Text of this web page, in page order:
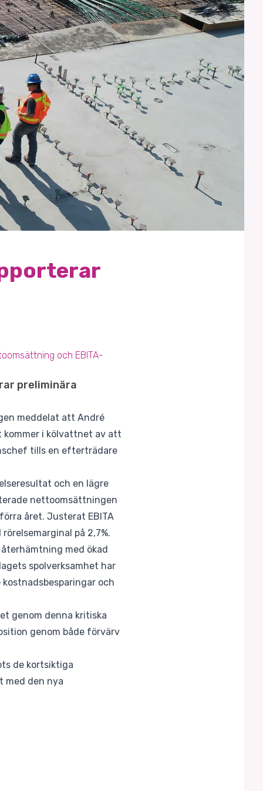
och EBITA-
preliminära
meddelat att André
kommer i kölvattnet av att
tills en efterträdare
och en lägre
nettoomsättningen
året. Justerat EBITA
på 2,7%.
med ökad
spolverksamhet har
och
genom denna kritiska
genom både förvärv
de kortsiktiga
med den nya